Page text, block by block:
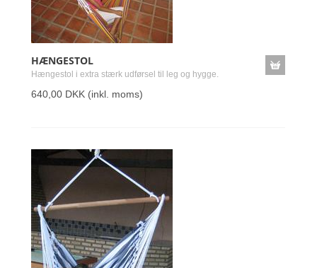
HÆNGESTOL
Hængestol i extra stærk udførsel til leg og hygge.
640,00 DKK (inkl. moms)